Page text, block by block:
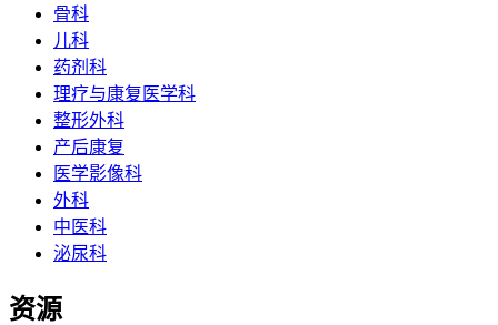
骨科
儿科
药剂科
理疗与康复医学科
整形外科
产后康复
医学影像科
外科
中医科
泌尿科
资源